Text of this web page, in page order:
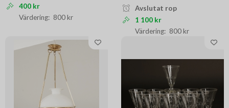
400 kr
800 kr
Avslutat rop
1 100 kr
800 kr